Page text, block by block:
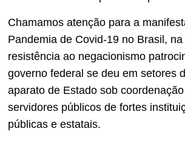
Chamamos atenção para a
Pandemia de Covid-19 no Brasil,
resistência ao negacionismo
governo federal se deu em setores
aparato de Estado sob
servidores públicos de fortes
públicas e estatais.